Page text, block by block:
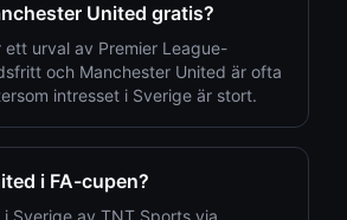
United gratis?
ett urval av Premier League-
och Manchester United är ofta
intresset i Sverige är stort.
i FA-cupen?
i Sverige av TNT Sports via